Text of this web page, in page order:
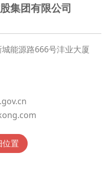
集团有限公司
能源路666号沣业大厦
位置